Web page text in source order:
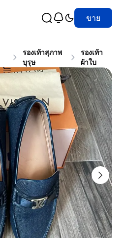
ขาย
รองเท้าสุภาพ
บุรุษ
รองเท้า
ผ้าใบ